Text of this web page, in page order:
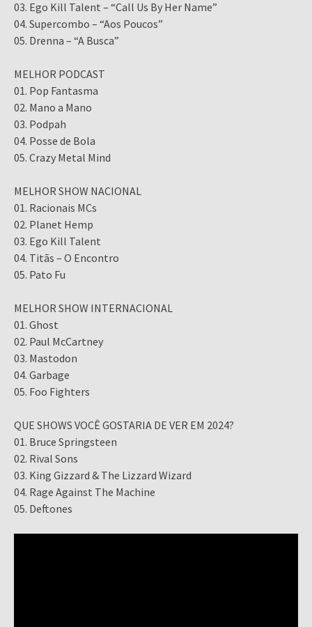
03. Ego Kill Talent – “Call Us By Her Name”
04. Supercombo – “Aos Poucos”
05. Drenna – “A Busca”
MELHOR PODCAST
01. Pop Fantasma
02. Mano a Mano
03. Podpah
04. Posse de Bola
05. Crazy Metal Mind
MELHOR SHOW NACIONAL
01. Racionais MCs
02. Planet Hemp
03. Ego Kill Talent
04. Titãs – O Encontro
05. Pato Fu
MELHOR SHOW INTERNACIONAL
01. Ghost
02. Paul McCartney
03. Mastodon
04. Garbage
05. Foo Fighters
QUE SHOWS VOCÊ GOSTARIA DE VER EM 2024?
01. Bruce Springsteen
02. Rival Sons
03. King Gizzard & The Lizzard Wizard
04. Rage Against The Machine
05. Deftones